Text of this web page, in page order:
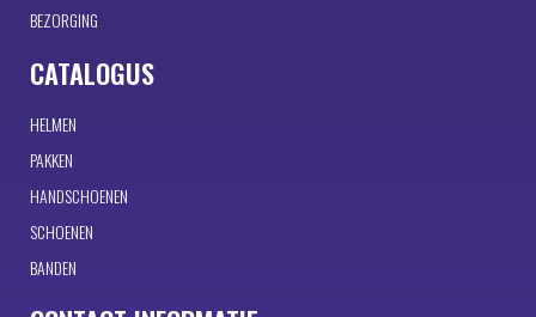
BEZORGING
CATALOGUS
HELMEN
PAKKEN
HANDSCHOENEN
SCHOENEN
BANDEN